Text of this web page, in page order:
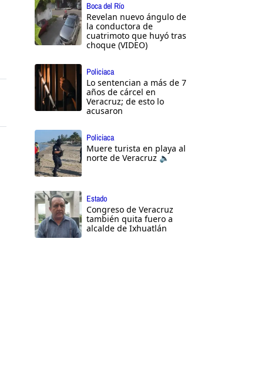
Boca del Río
Revelan nuevo ángulo de
la conductora de
cuatrimoto que huyó tras
choque (VIDEO)
Policiaca
Lo sentencian a más de 7
años de cárcel en
Veracruz; de esto lo
acusaron
Policiaca
Muere turista en playa al
norte de Veracruz 🔈
Estado
Congreso de Veracruz
también quita fuero a
alcalde de Ixhuatlán